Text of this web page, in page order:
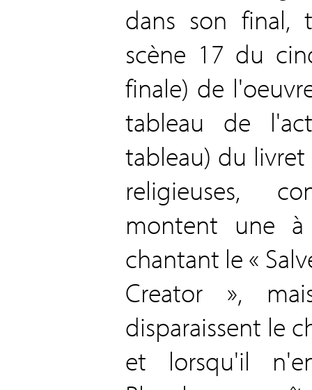
dans son final,
scène 17 du
finale) de
tableau de
tableau) du livret
religieuses,
montent une
chantant le «
Creator »,
disparaissent le
et lorsqu'il